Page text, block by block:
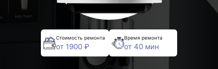
Стоимость ремонта
от 1900 ₽
Время ремонта
от 40 мин